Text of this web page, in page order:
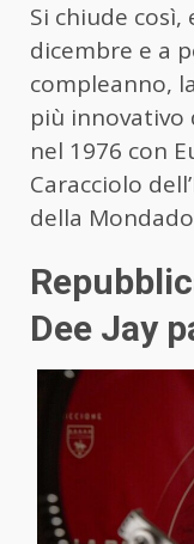
Si chiude
dicembre e a
compleanno,
più innovativo
nel 1976 con
Caracciolo
della
Dee Jay